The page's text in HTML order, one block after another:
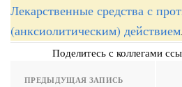
Лекарственные средства с
(анксиолитическим) действием.
Поделитесь с коллегами
ПРЕДЫДУЩАЯ ЗАПИСЬ